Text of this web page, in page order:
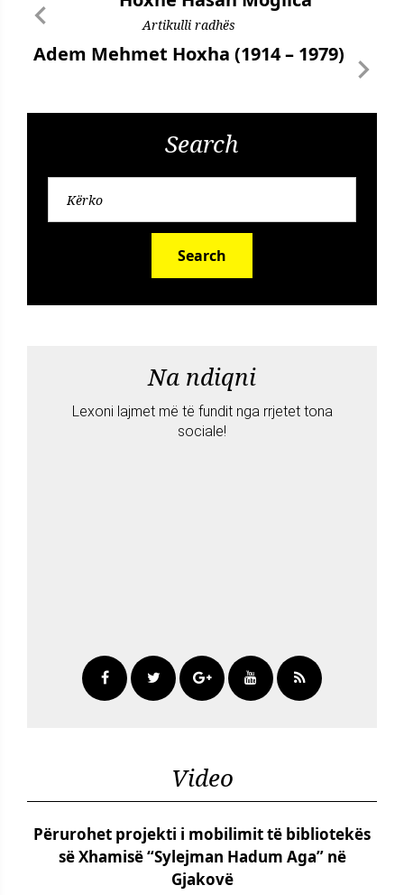
Artikulli radhës
Adem Mehmet Hoxha (1914 – 1979)
Search
Search
Na ndiqni
Lexoni lajmet më të fundit nga rrjetet tona
sociale!
Video
Përurohet projekti i mobilimit të bibliotekës
së Xhamisë “Sylejman Hadum Aga” në
Gjakovë